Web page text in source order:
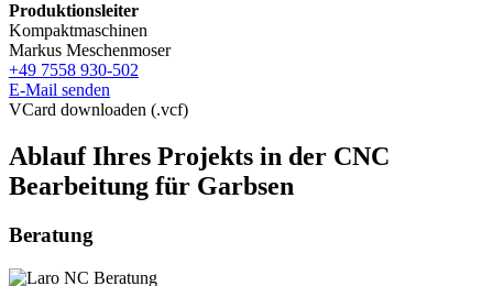
Produktionsleiter
Kompaktmaschinen
Markus Meschenmoser
+49 7558 930-502
E-Mail senden
VCard downloaden (.vcf)
Ablauf Ihres Projekts in der CNC
Bearbeitung für Garbsen
Beratung